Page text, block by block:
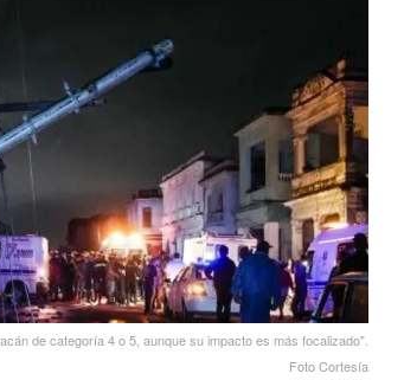
de categoría 4 o 5, aunque su impacto es más focalizado".
Foto Cortesía